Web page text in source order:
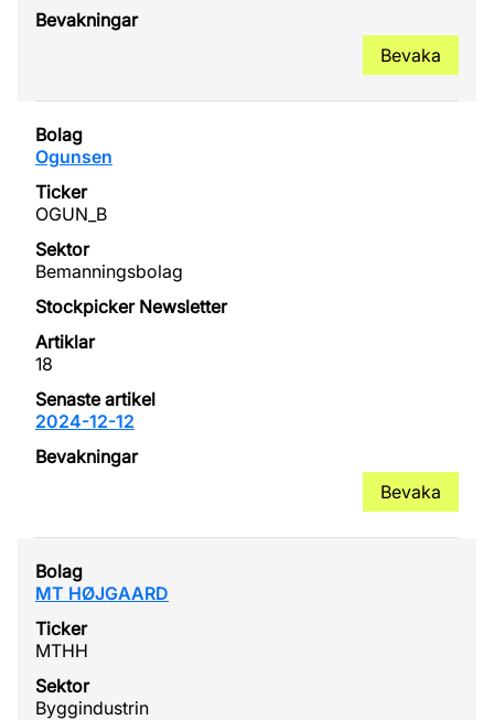
Bevaka
Ogunsen
OGUN_B
Bemanningsbolag
18
2024-12-12
Bevaka
MT HØJGAARD
MTHH
Byggindustrin